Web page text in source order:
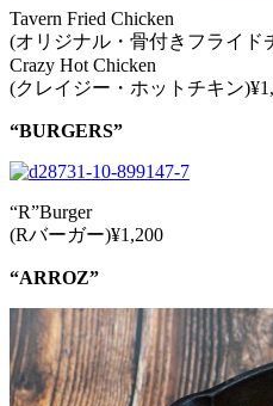
Tavern Fried Chicken
(オリジナル・骨付きフライド
Crazy Hot Chicken
(クレイジー・ホットチキン
“BURGERS”
“R”Burger
(Rバーガー)¥1,200
“ARROZ”